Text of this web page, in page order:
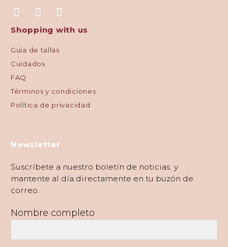
Shopping with us
Guía de tallas
Cuidados
FAQ
Términos y condiciones
Política de privacidad
Newsletter
Suscríbete a nuestro boletín de noticias y
mantente al día directamente en tu buzón de
correo.
Nombre completo